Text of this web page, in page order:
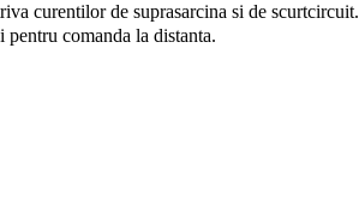
curentilor de suprasarcina si de scurtcircuit.
pentru comanda la distanta.